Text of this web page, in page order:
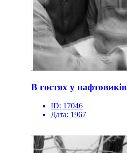
В гостях у нафтовиків
ID: 17046
Дата: 1967